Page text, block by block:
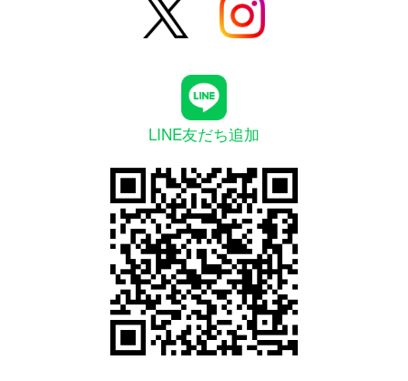
LINE友だち追加